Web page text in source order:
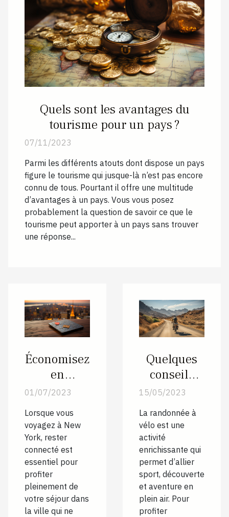
Quels sont les avantages du
tourisme pour un pays ?
07/11/2023
Parmi les différents atouts dont dispose un pays
figure le tourisme qui jusque-là n’est pas encore
connu de tous. Pourtant il offre une multitude
d’avantages à un pays. Vous vous posez
probablement la question de savoir ce que le
tourisme peut apporter à un pays sans trouver
une réponse...
Économisez
en
voyageant à
Les
meilleures
cartes SIM
prépayées
pour les
voyageurs
01/07/2023
Lorsque vous
voyagez à New
York, rester
connecté est
essentiel pour
profiter
pleinement de
votre séjour dans
la ville qui ne
Quelques
conseils
pratiques
pour une
randonnée
à vélo
réussie
15/05/2023
La randonnée à
vélo est une
activité
enrichissante qui
permet d’allier
sport, découverte
et aventure en
plein air. Pour
profiter